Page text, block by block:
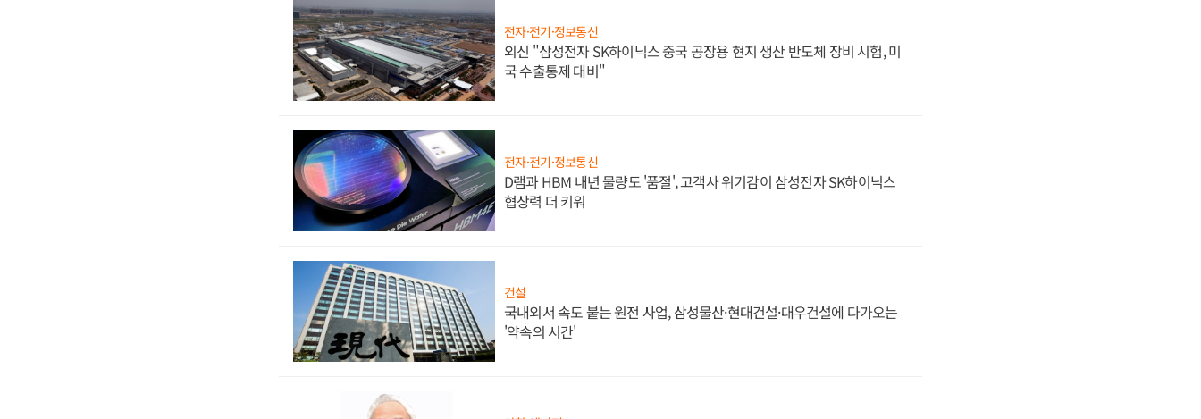
전자·전기·정보통신
외신 "삼성전자 SK하이닉스 중국 공장용 현지 생산 반도체 장비 시험, 미
국 수출통제 대비"
전자·전기·정보통신
D램과 HBM 내년 물량도 '품절', 고객사 위기감이 삼성전자 SK하이닉스
협상력 더 키워
건설
국내외서 속도 붙는 원전 사업, 삼성물산·현대건설·대우건설에 다가오는
'약속의 시간'